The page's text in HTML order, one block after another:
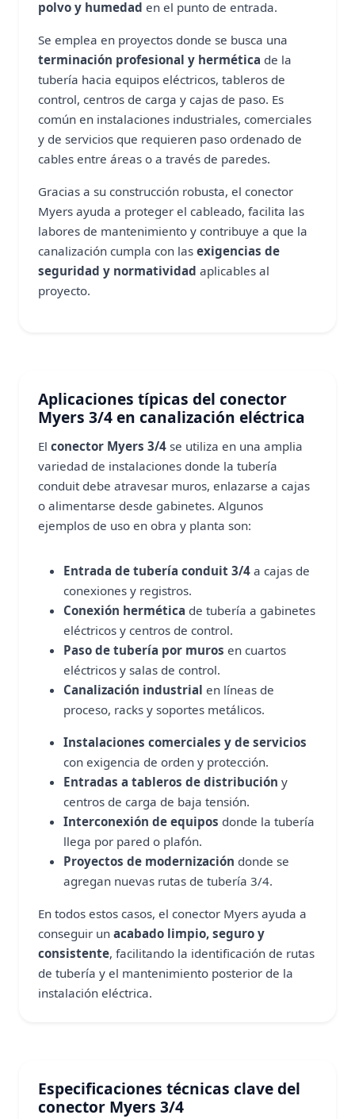
polvo y humedad en el punto de entrada.
Se emplea en proyectos donde se busca una
terminación profesional y hermética de la
tubería hacia equipos eléctricos, tableros de
control, centros de carga y cajas de paso. Es
común en instalaciones industriales, comerciales
y de servicios que requieren paso ordenado de
cables entre áreas o a través de paredes.
Gracias a su construcción robusta, el conector
Myers ayuda a proteger el cableado, facilita las
labores de mantenimiento y contribuye a que la
canalización cumpla con las exigencias de
seguridad y normatividad aplicables al
proyecto.
Aplicaciones típicas del conector
Myers 3/4 en canalización eléctrica
El conector Myers 3/4 se utiliza en una amplia
variedad de instalaciones donde la tubería
conduit debe atravesar muros, enlazarse a cajas
o alimentarse desde gabinetes. Algunos
ejemplos de uso en obra y planta son:
Entrada de tubería conduit 3/4 a cajas de
conexiones y registros.
Conexión hermética de tubería a gabinetes
eléctricos y centros de control.
Paso de tubería por muros en cuartos
eléctricos y salas de control.
Canalización industrial en líneas de
proceso, racks y soportes metálicos.
Instalaciones comerciales y de servicios
con exigencia de orden y protección.
Entradas a tableros de distribución y
centros de carga de baja tensión.
Interconexión de equipos donde la tubería
llega por pared o plafón.
Proyectos de modernización donde se
agregan nuevas rutas de tubería 3/4.
En todos estos casos, el conector Myers ayuda a
conseguir un acabado limpio, seguro y
consistente, facilitando la identificación de rutas
de tubería y el mantenimiento posterior de la
instalación eléctrica.
Especificaciones técnicas clave del
conector Myers 3/4